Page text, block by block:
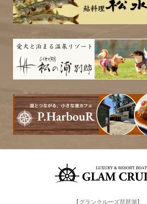
【グランクルーズ琵琶湖】